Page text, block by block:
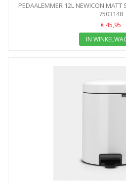
PEDAALEMMER 12L NEWICON MATT
7503148
€ 45,95
IN